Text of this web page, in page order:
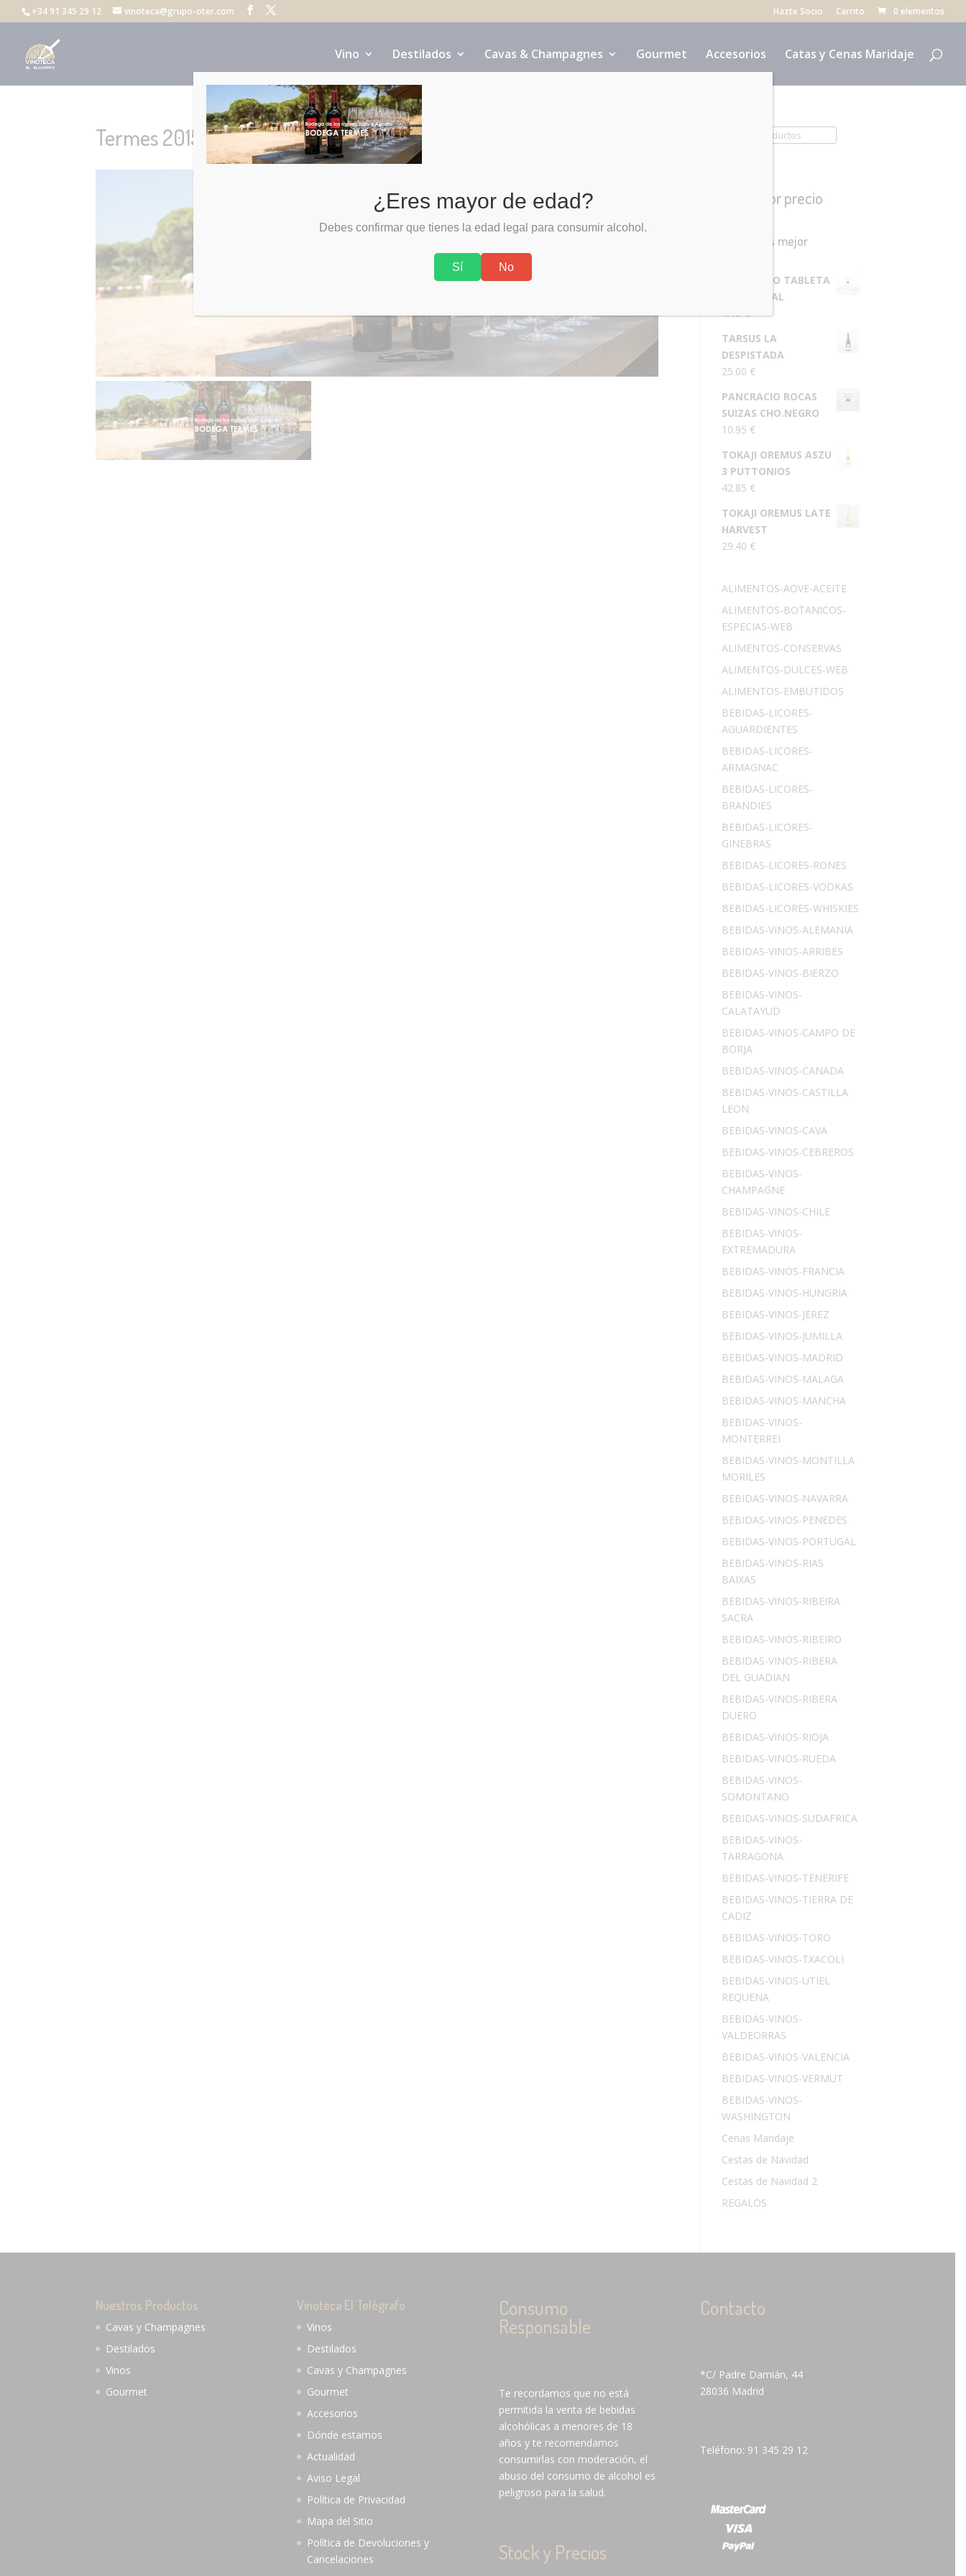
+34 91 345 29 12 vinoteca@grupo-oter.com Hazte Socio Carrito 0 elementos
Vino Destilados Cavas & Champagnes Gourmet Accesorios Catas y Cenas Maridaje
Termes 2015 VINOTECA
Filtrar por precio
Productos mejor
PANCRACIO TABLETA
FLOR DE SAL
4.10€
TARSUS LA
DESPISTADA
25.00 €
PANCRACIO ROCAS
SUIZAS CHO.NEGRO
10.95 €
TOKAJI OREMUS ASZU
3 PUTTONIOS
42.85 €
TOKAJI OREMUS LATE
HARVEST
29.40 €
ALIMENTOS-AOVE-ACEITE
ALIMENTOS-BOTANICOS-
ESPECIAS-WEB
ALIMENTOS-CONSERVAS
ALIMENTOS-DULCES-WEB
ALIMENTOS-EMBUTIDOS
BEBIDAS-LICORES-
AGUARDIENTES
BEBIDAS-LICORES-
ARMAGNAC
BEBIDAS-LICORES-
BRANDIES
BEBIDAS-LICORES-
GINEBRAS
BEBIDAS-LICORES-RONES
BEBIDAS-LICORES-VODKAS
BEBIDAS-LICORES-WHISKIES
BEBIDAS-VINOS-ALEMANIA
BEBIDAS-VINOS-ARRIBES
BEBIDAS-VINOS-BIERZO
BEBIDAS-VINOS-
CALATAYUD
BEBIDAS-VINOS-CAMPO DE
BORJA
BEBIDAS-VINOS-CANADA
BEBIDAS-VINOS-CASTILLA
LEON
BEBIDAS-VINOS-CAVA
BEBIDAS-VINOS-CEBREROS
BEBIDAS-VINOS-
CHAMPAGNE
BEBIDAS-VINOS-CHILE
BEBIDAS-VINOS-
EXTREMADURA
BEBIDAS-VINOS-FRANCIA
BEBIDAS-VINOS-HUNGRIA
BEBIDAS-VINOS-JEREZ
BEBIDAS-VINOS-JUMILLA
BEBIDAS-VINOS-MADRID
BEBIDAS-VINOS-MALAGA
BEBIDAS-VINOS-MANCHA
BEBIDAS-VINOS-
MONTERREI
BEBIDAS-VINOS-MONTILLA
MORILES
BEBIDAS-VINOS-NAVARRA
BEBIDAS-VINOS-PENEDES
BEBIDAS-VINOS-PORTUGAL
BEBIDAS-VINOS-RIAS
BAIXAS
BEBIDAS-VINOS-RIBEIRA
SACRA
BEBIDAS-VINOS-RIBEIRO
BEBIDAS-VINOS-RIBERA
DEL GUADIAN
BEBIDAS-VINOS-RIBERA
DUERO
BEBIDAS-VINOS-RIOJA
BEBIDAS-VINOS-RUEDA
BEBIDAS-VINOS-
SOMONTANO
BEBIDAS-VINOS-SUDAFRICA
BEBIDAS-VINOS-
TARRAGONA
BEBIDAS-VINOS-TENERIFE
BEBIDAS-VINOS-TIERRA DE
CADIZ
BEBIDAS-VINOS-TORO
BEBIDAS-VINOS-TXACOLI
BEBIDAS-VINOS-UTIEL
REQUENA
BEBIDAS-VINOS-
VALDEORRAS
BEBIDAS-VINOS-VALENCIA
BEBIDAS-VINOS-VERMUT
BEBIDAS-VINOS-
WASHINGTON
Cenas Maridaje
Cestas de Navidad
Cestas de Navidad 2
REGALOS
Nuestros Productos
Cavas y Champagnes
Destilados
Vinos
Gourmet
Vinoteca El Telégrafo
Vinos
Destilados
Cavas y Champagnes
Gourmet
Accesorios
Dónde estamos
Actualidad
Aviso Legal
Política de Privacidad
Mapa del Sitio
Política de Devoluciones y
Cancelaciones
Consumo
Responsable
Te recordamos que no está
permitida la venta de bebidas
alcohólicas a menores de 18
años y te recomendamos
consumirlas con moderación, el
abuso del consumo de alcohol es
peligroso para la salud.
Stock y Precios
Contacto
*C/ Padre Damián, 44
28036 Madrid
Teléfono: 91 345 29 12
¿Eres mayor de edad?
Debes confirmar que tienes la edad legal para consumir alcohol.
Sí No